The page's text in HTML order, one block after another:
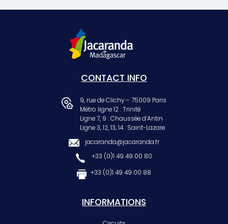
CONTACT INFO
9, rue de Clichy – 75009 Paris
Métro ligne 12 : Trinité
Ligne 7, 9 : Chaussée d’Antin
Ligne 3, 12, 13, 14 : Saint-Lazare
jacaranda@jacaranda.fr
+33 (0)1 49 49 00 80
+33 (0)1 49 49 00 88
INFORMATIONS